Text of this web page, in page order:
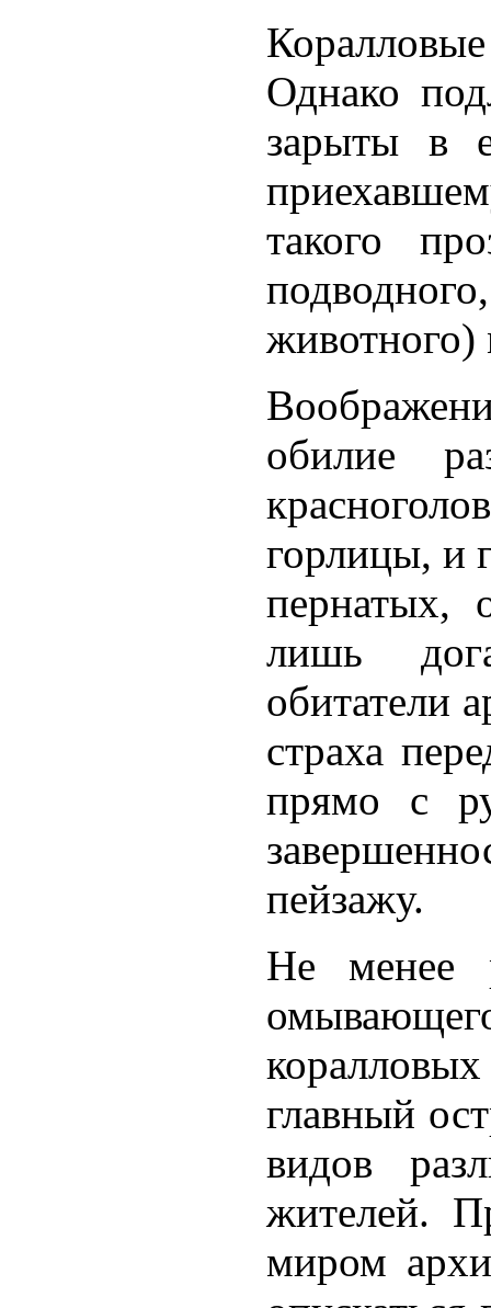
Однако
зарыты в
такого
животного)
обилие
горлицы, и
пернатых,
лишь
обитатели
страха
прямо с
пейзажу.
Не менее
главный
видов
жителей.
миром